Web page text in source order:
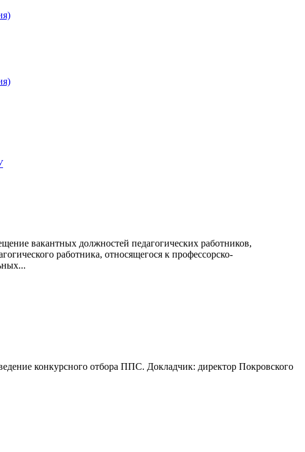
вакантных должностей педагогических работников,
работника, относящегося к профессорско-
конкурсного отбора ППС. Докладчик: директор Покровского